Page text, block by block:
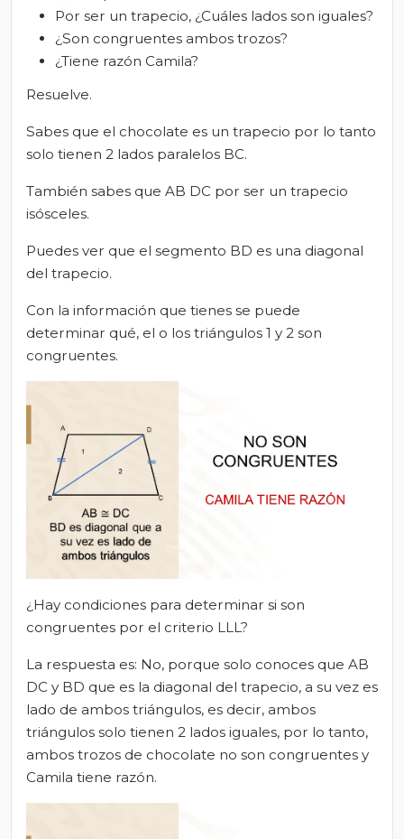
Por ser un trapecio, ¿Cuáles lados son iguales?
¿Son congruentes ambos trozos?
¿Tiene razón Camila?
Resuelve.
Sabes que el chocolate es un trapecio por lo tanto
solo tienen 2 lados paralelos BC.
También sabes que AB DC por ser un trapecio
isósceles.
Puedes ver que el segmento BD es una diagonal
del trapecio.
Con la información que tienes se puede
determinar qué, el o los triángulos 1 y 2 son
congruentes.
¿Hay condiciones para determinar si son
congruentes por el criterio LLL?
La respuesta es: No, porque solo conoces que AB
DC y BD que es la diagonal del trapecio, a su vez es
lado de ambos triángulos, es decir, ambos
triángulos solo tienen 2 lados iguales, por lo tanto,
ambos trozos de chocolate no son congruentes y
Camila tiene razón.